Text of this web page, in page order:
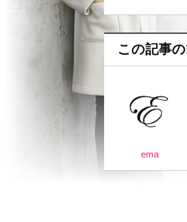
この記事
ema